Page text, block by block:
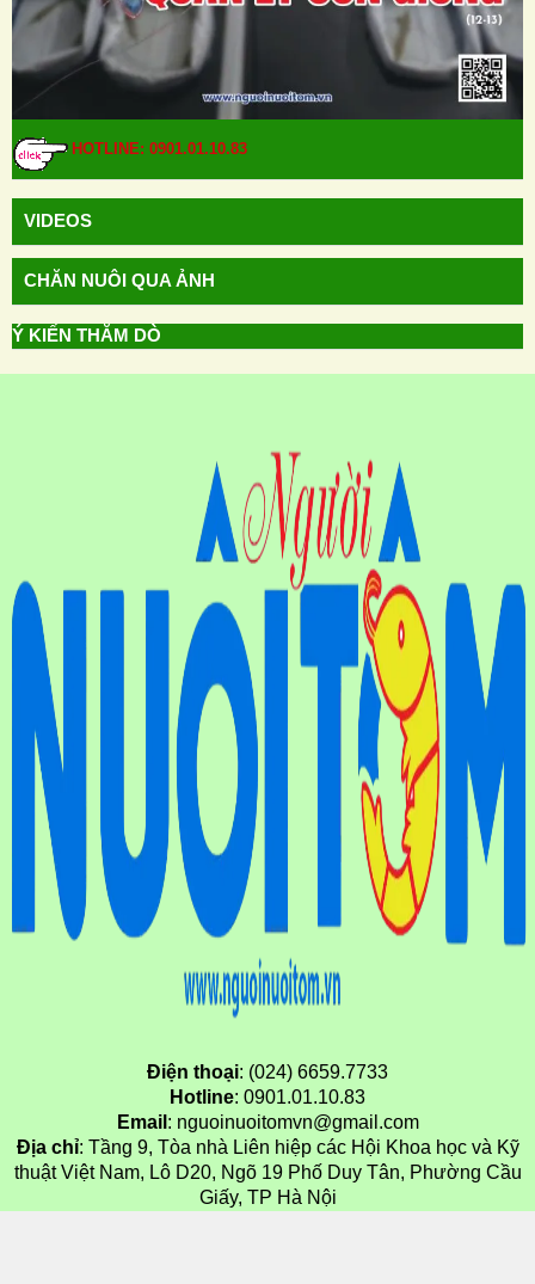
HOTLINE: 0901.01.10.83
VIDEOS
CHĂN NUÔI QUA ẢNH
Ý KIẾN THĂM DÒ
Điện thoại: (024) 6659.7733
Hotline: 0901.01.10.83
Email : nguoinuoitomvn@gmail.com
Địa chỉ: Tầng 9, Tòa nhà Liên hiệp các Hội Khoa học và Kỹ
thuật Việt Nam, Lô D20, Ngõ 19 Phố Duy Tân, Phường Cầu
Giấy, TP Hà Nội